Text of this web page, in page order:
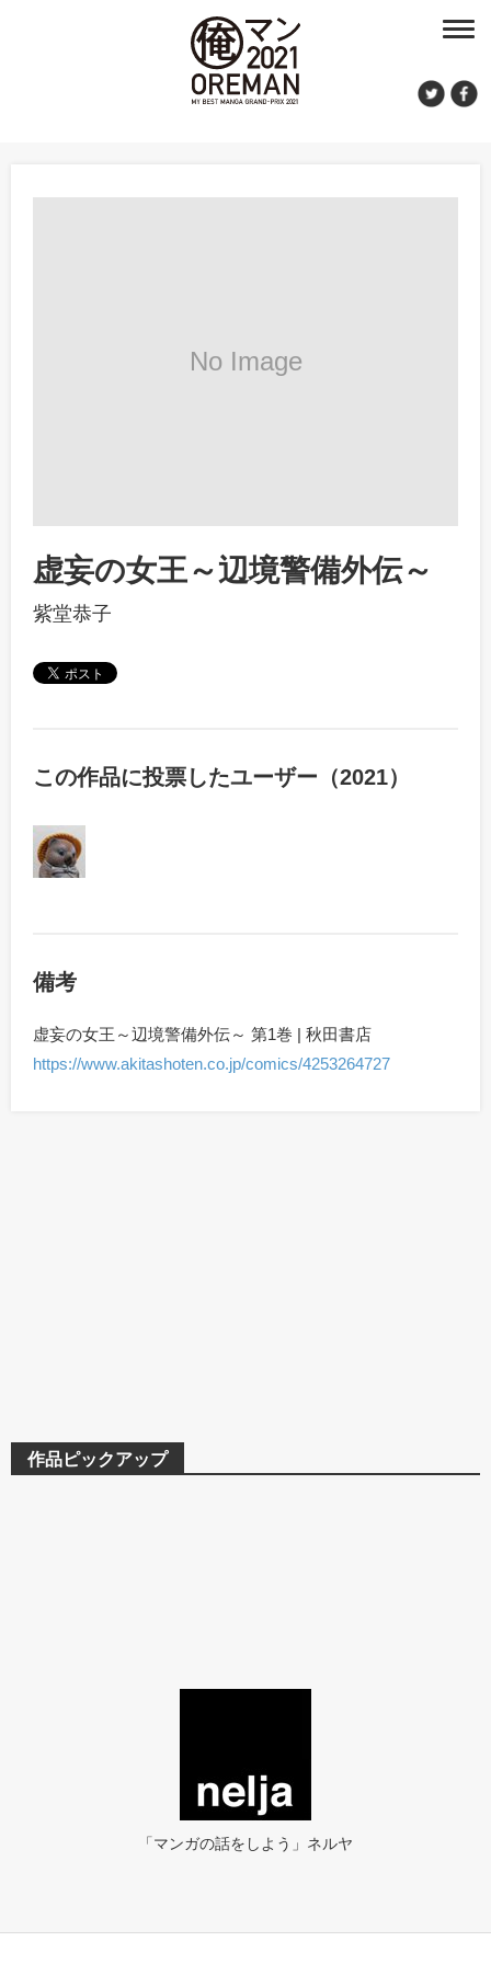
虚妄の女王～辺境警備外伝～
紫堂恭子
この作品に投票したユーザー（2021）
備考
虚妄の女王～辺境警備外伝～ 第1巻 | 秋田書店
https://www.akitashoten.co.jp/comics/4253264727
作品ピックアップ
「マンガの話をしよう」ネルヤ